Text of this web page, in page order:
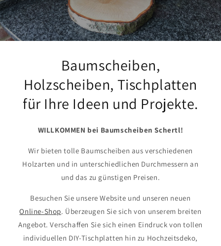
Baumscheiben,
Holzscheiben, Tischplatten
für Ihre Ideen und Projekte.
WILLKOMMEN bei Baumscheiben Schertl!
Wir bieten tolle Baumscheiben aus verschiedenen
Holzarten und in unterschiedlichen Durchmessern an
und das zu günstigen Preisen.
Besuchen Sie unsere Website und unseren neuen
Online-Shop. Überzeugen Sie sich von unserem breiten
Angebot. Verschaffen Sie sich einen Eindruck von tollen
individuellen DIY-Tischplatten hin zu Hochzeitsdeko,